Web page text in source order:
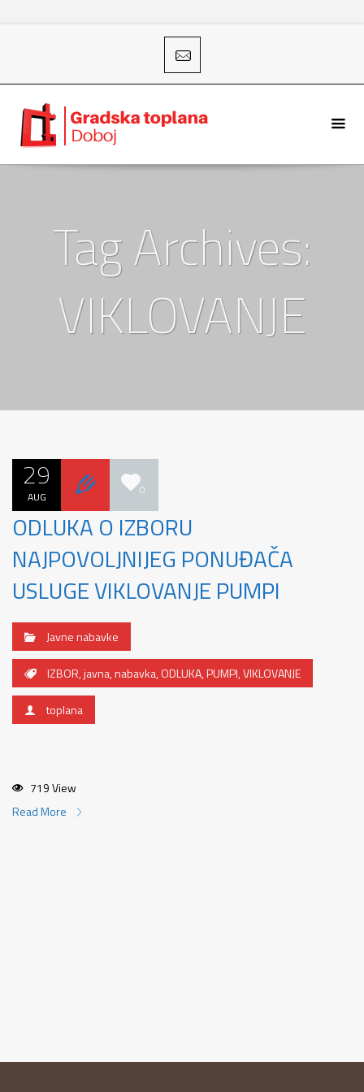
Tag Archives:
VIKLOVANJE
29
AUG 0
ODLUKA O IZBORU
NAJPOVOLJNIJEG PONUĐAČA
USLUGE VIKLOVANJE PUMPI
Javne nabavke
IZBOR,javna,nabavka,ODLUKA,PUMPI,VIKLOVANJE
toplana
719 View
Read More